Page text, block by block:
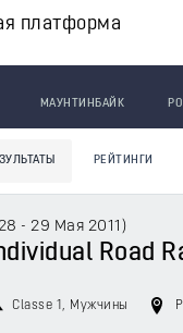
платформа
МАУНТИНБАЙК
РЕЙТИНГИ
- 29 Мая 2011 )
Road
Classe 1 , Мужчины